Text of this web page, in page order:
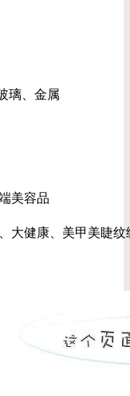
璃、金属
美容品
大健康、美甲美睫纹